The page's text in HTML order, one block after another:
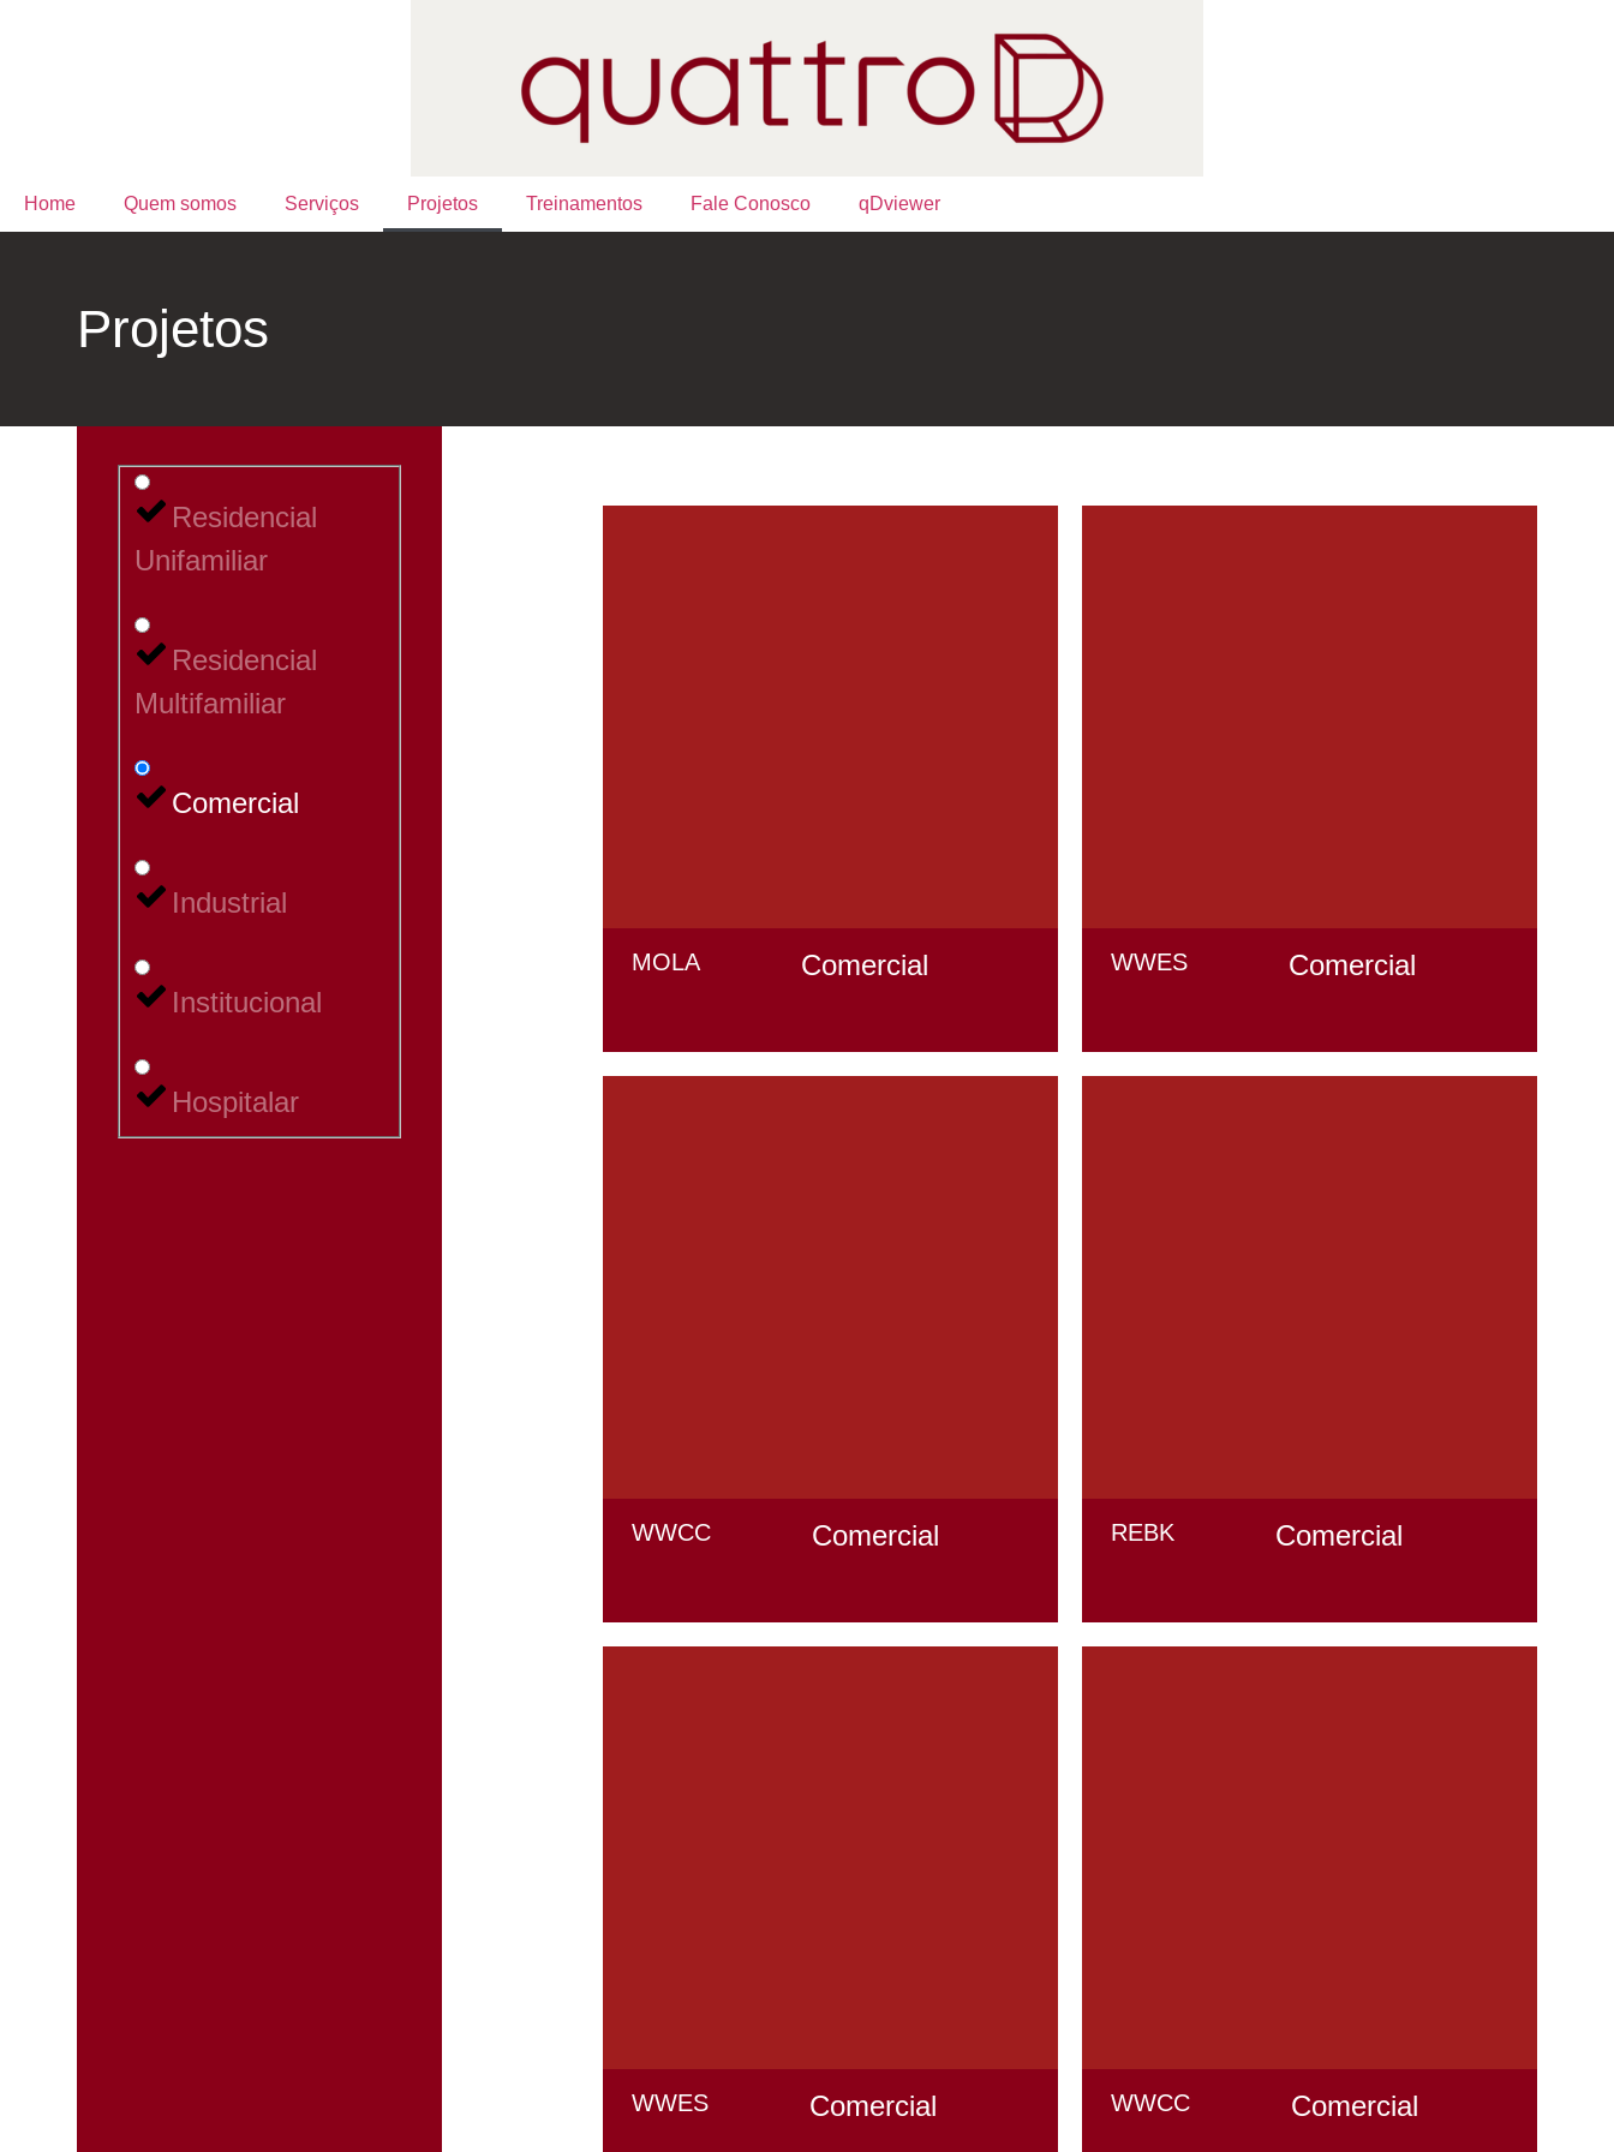
Home Quem somos Serviços Projetos Treinamentos Fale Conosco qDviewer
Projetos
Residencial
Unifamiliar
Residencial
Multifamiliar
Comercial
Industrial
Institucional
Hospitalar
MOLA Comercial WWES Comercial
WWCC Comercial REBK Comercial
WWES Comercial WWCC Comercial